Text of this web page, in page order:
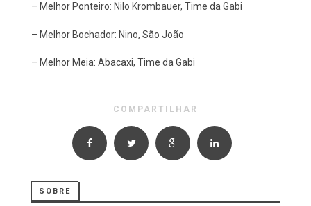
– Melhor Ponteiro: Nilo Krombauer, Time da Gabi
– Melhor Bochador: Nino, São João
– Melhor Meia: Abacaxi, Time da Gabi
COMPARTILHAR
SOBRE